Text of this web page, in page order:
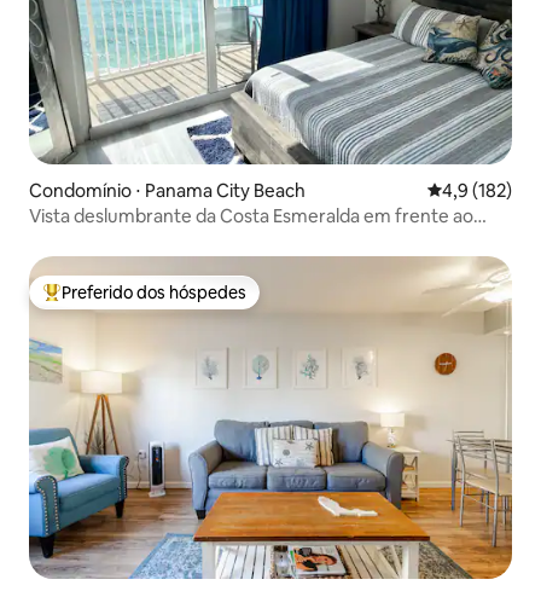
Condomínio ⋅ Panama City Beach 4,9 de uma
4,9 (182)
Vista deslumbrante da Costa Esmeralda em frente ao
Entre os melhores preferidos dos hóspedes
Preferido dos hóspedes